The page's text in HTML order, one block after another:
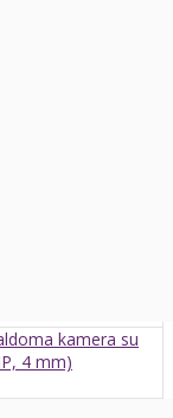
kamera su
4 mm)